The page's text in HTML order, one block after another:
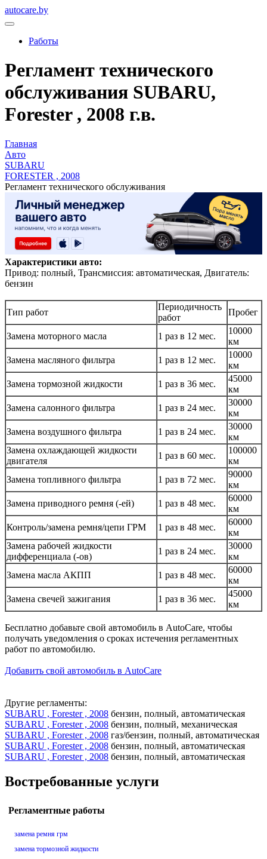
autocare.by
Работы
Регламент технического
обслуживания SUBARU,
Forester , 2008 г.в.
Главная
Авто
SUBARU
FORESTER , 2008
Регламент технического обслуживания
Характеристики авто:
Привод: полный, Трансмиссия: автоматическая, Двигатель:
бензин
Тип работ
Периодичность
работ
Пробег
Замена моторного масла 1 раз в 12 мес.
10000
км
Замена масляного фильтра
1 раз в 12 мес.
10000
км
Замена тормозной жидкости
1 раз в 36 мес.
45000
км
Замена салонного фильтра
1 раз в 24 мес.
30000
км
Замена воздушного фильтра
1 раз в 24 мес.
30000
км
Замена охлаждающей жидкости
двигателя
1 раз в 60 мес.
100000
км
Замена топливного фильтра
1 раз в 72 мес.
90000
км
Замена приводного ремня (-ей)
1 раз в 48 мес.
60000
км
Контроль/замена ремня/цепи ГРМ
1 раз в 48 мес.
60000
км
Замена рабочей жидкости
дифференциала (-ов)
1 раз в 24 мес.
30000
км
Замена масла АКПП
1 раз в 48 мес.
60000
км
Замена свечей зажигания
1 раз в 36 мес.
45000
км
Бесплатно добавьте свой автомобиль в AutoCare, чтобы
получать уведомления о сроках истечения регламентных
работ по автомобилю.
Добавить свой автомобиль в AutoCare
Другие регламенты:
SUBARU , Forester , 2008 бензин, полный, автоматическая
SUBARU , Forester , 2008 бензин, полный, механическая
SUBARU , Forester , 2008 газ/бензин, полный, автоматическая
SUBARU , Forester , 2008 бензин, полный, автоматическая
SUBARU , Forester , 2008 бензин, полный, автоматическая
Востребованные услуги
Регламентные работы
замена ремня грм
замена тормозной жидкости